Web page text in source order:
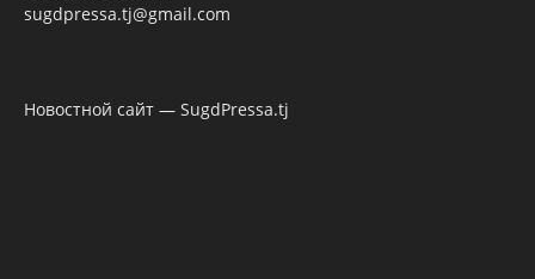
sugdpressa.tj@gmail.com
Новостной сайт — SugdPressa.tj